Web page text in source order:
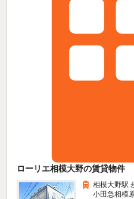
ローリエ相模大野の賃貸物件
相模大野駅
小田急相模